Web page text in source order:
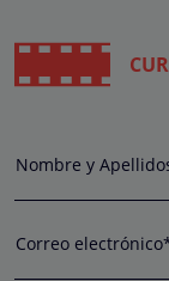
Nombre y
Correo